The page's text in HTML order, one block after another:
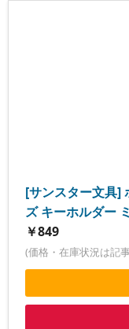
[サンスター文具
ズ キーホルダー
￥849
(価格・在庫状況は記